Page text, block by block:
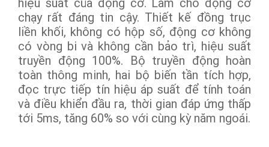
chạy rất đáng tin cậy. Thiết kế đồng trục
liền khối, không có hộp số, động cơ không
có vòng bi và không cần bảo trì, hiệu suất
truyền động 100%. Bộ truyền động hoàn
toàn thông minh, hai bộ biến tần tích hợp,
đọc trực tiếp tín hiệu áp suất để tính toán
và điều khiển đầu ra, thời gian đáp ứng thấp
tới 5ms, tăng 60% so với cùng kỳ năm ngoái.